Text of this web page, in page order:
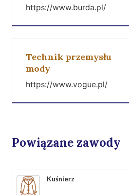
https://www.burda.pl/
Technik przemysłu
mody
https://www.vogue.pl/
Powiązane zawody
Kuśnierz